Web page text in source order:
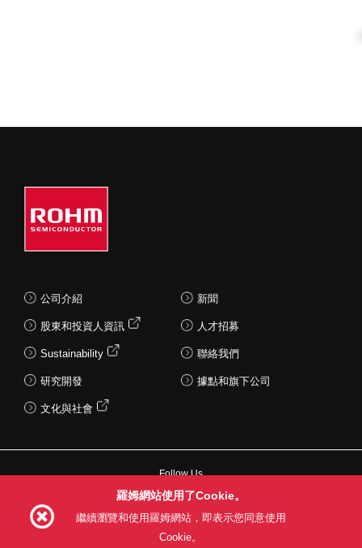
公司介紹
股東和投資人資訊
Sustainability
研究開發
文化與社會
新聞
人才招募
聯絡我們
據點和旗下公司
Follow Us
羅姆網站使用了Cookie。
繼續瀏覽和使用羅姆網站，即表示您同意使用
Cookie。